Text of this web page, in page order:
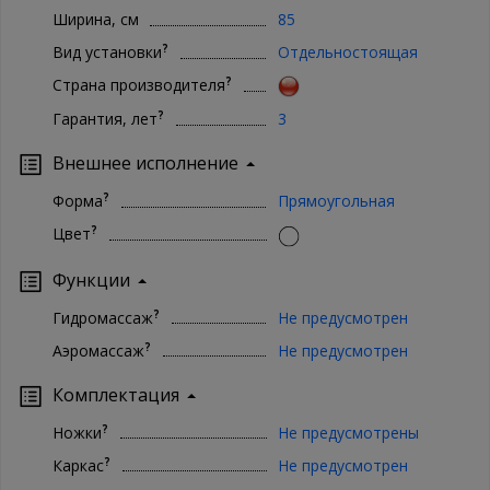
Ширина, см
85
Вид установки?
Отдельностоящая
Страна производителя?
Гарантия, лет? 3
Внешнее исполнение
Форма?
Прямоугольная
Цвет?
Функции
Гидромассаж?
Не предусмотрен
Аэромассаж? Не предусмотрен
Комплектация
Ножки?
Не предусмотрены
Каркас?
Не предусмотрен